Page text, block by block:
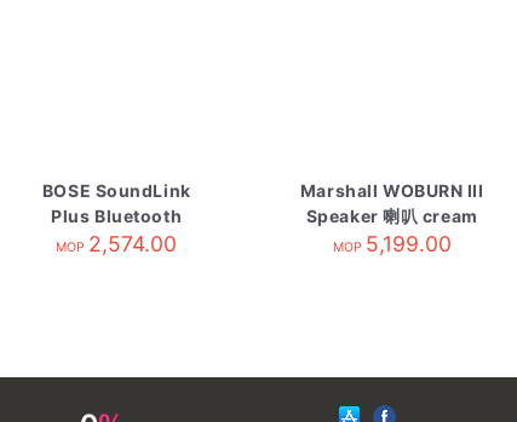
BOSE SoundLink
Plus Bluetooth
Speaker black
MOP 2,574.00
Marshall WOBURN III
Speaker 喇叭 cream
MOP 5,199.00